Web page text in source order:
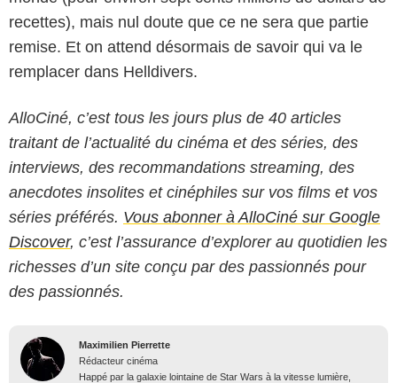
recettes), mais nul doute que ce ne sera que partie
remise. Et on attend désormais de savoir qui va le
remplacer dans Helldivers.
AlloCiné, c’est tous les jours plus de 40 articles
traitant de l’actualité du cinéma et des séries, des
interviews, des recommandations streaming, des
anecdotes insolites et cinéphiles sur vos films et vos
séries préférés. Vous abonner à AlloCiné sur Google
Discover, c’est l’assurance d’explorer au quotidien les
richesses d’un site conçu par des passionnés pour
des passionnés.
Maximilien Pierrette
Rédacteur cinéma
Happé par la galaxie lointaine de Star Wars à la vitesse lumière,